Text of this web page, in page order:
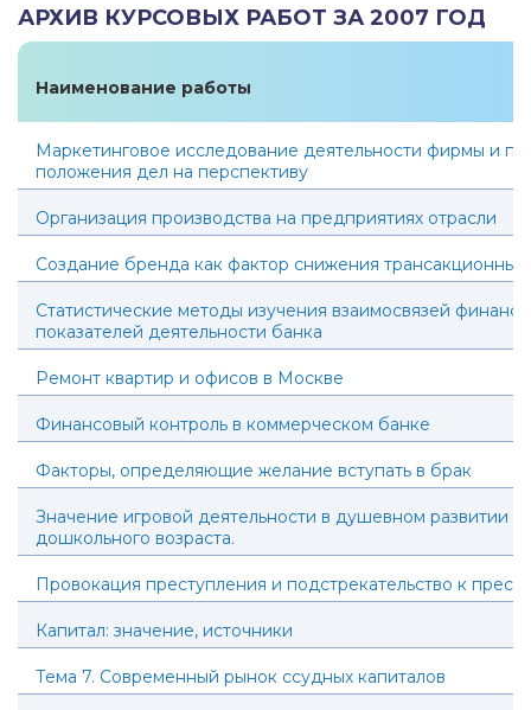
АРХИВ КУРСОВЫХ РАБОТ ЗА 2007 ГОД
Наименование работы
Маркетинговое исследование деятельности фирмы и
положения дел на перспективу
Организация производства на предприятиях отрасли
Создание бренда как фактор снижения
Статистические методы изучения взаимосвязей
показателей деятельности банка
Ремонт квартир и офисов в Москве
Финансовый контроль в коммерческом банке
Факторы, определяющие желание вступать в брак
Значение игровой деятельности в душевном развитии
дошкольного возраста.
Провокация преступления и подстрекательство к
Капитал: значение, источники
Тема 7. Современный рынок ссудных капиталов